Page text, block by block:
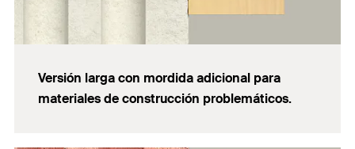
Versión larga con mordida adicional para
materiales de construcción problemáticos.